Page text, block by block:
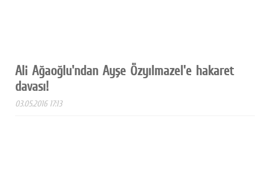
Ali Ağaoğlu'ndan Ayşe Özyılmazel'e hakaret
davası!
03.05.2016 17:13